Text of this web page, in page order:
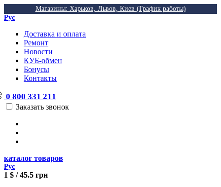
Магазины: Харьков, Львов, Киев (График работы)
Рус
Доставка и оплата
Ремонт
Новости
КУБ-обмен
Бонусы
Контакты
0 800 331 211
Заказать звонок
каталог товаров
Рус
1 $ / 45.5 грн